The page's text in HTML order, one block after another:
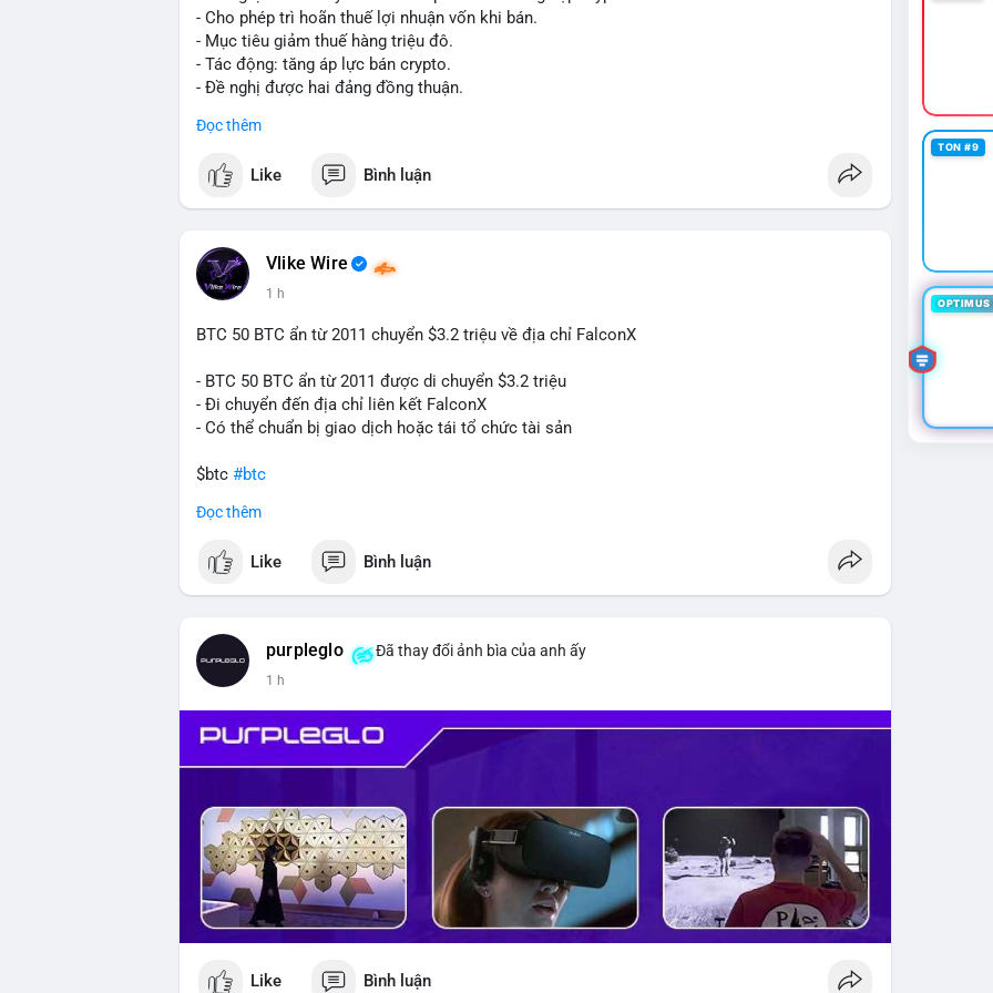
phòng thủ. Nếu vào ví lạnh, có thể duy trì chiến lược nắm giữ hiện tại mà không cần hoảng
loạn.
#160btc #vilanh #thanhkhoansan #aplucban
- Cho phép trì hoãn thuế lợi nhuận vốn khi bán.
- Mục tiêu giảm thuế hàng triệu đô.
- Tác động: tăng áp lực bán crypto.
- Đề nghị được hai đảng đồng thuận.
#vlikevn #titanbot
📰 Nguồn: Cointelegraph
Đọc thêm
Like Bình luận
Vlike Wire
1 h
BTC 50 BTC ẩn từ 2011 chuyển $3.2 triệu về địa chỉ FalconX
- BTC 50 BTC ẩn từ 2011 được di chuyển $3.2 triệu
- Đi chuyển đến địa chỉ liên kết FalconX
- Có thể chuẩn bị giao dịch hoặc tái tổ chức tài sản
$btc #btc
#vlikevn
📰 Nguồn: CoinDesk
Đọc thêm
Like Bình luận
purpleglo Đã thay đổi ảnh bìa của anh ấy
1 h
Like Bình luận
TON #9
OPTIMUS